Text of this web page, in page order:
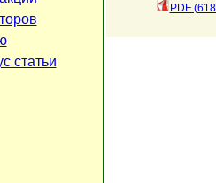
статьи
PDF